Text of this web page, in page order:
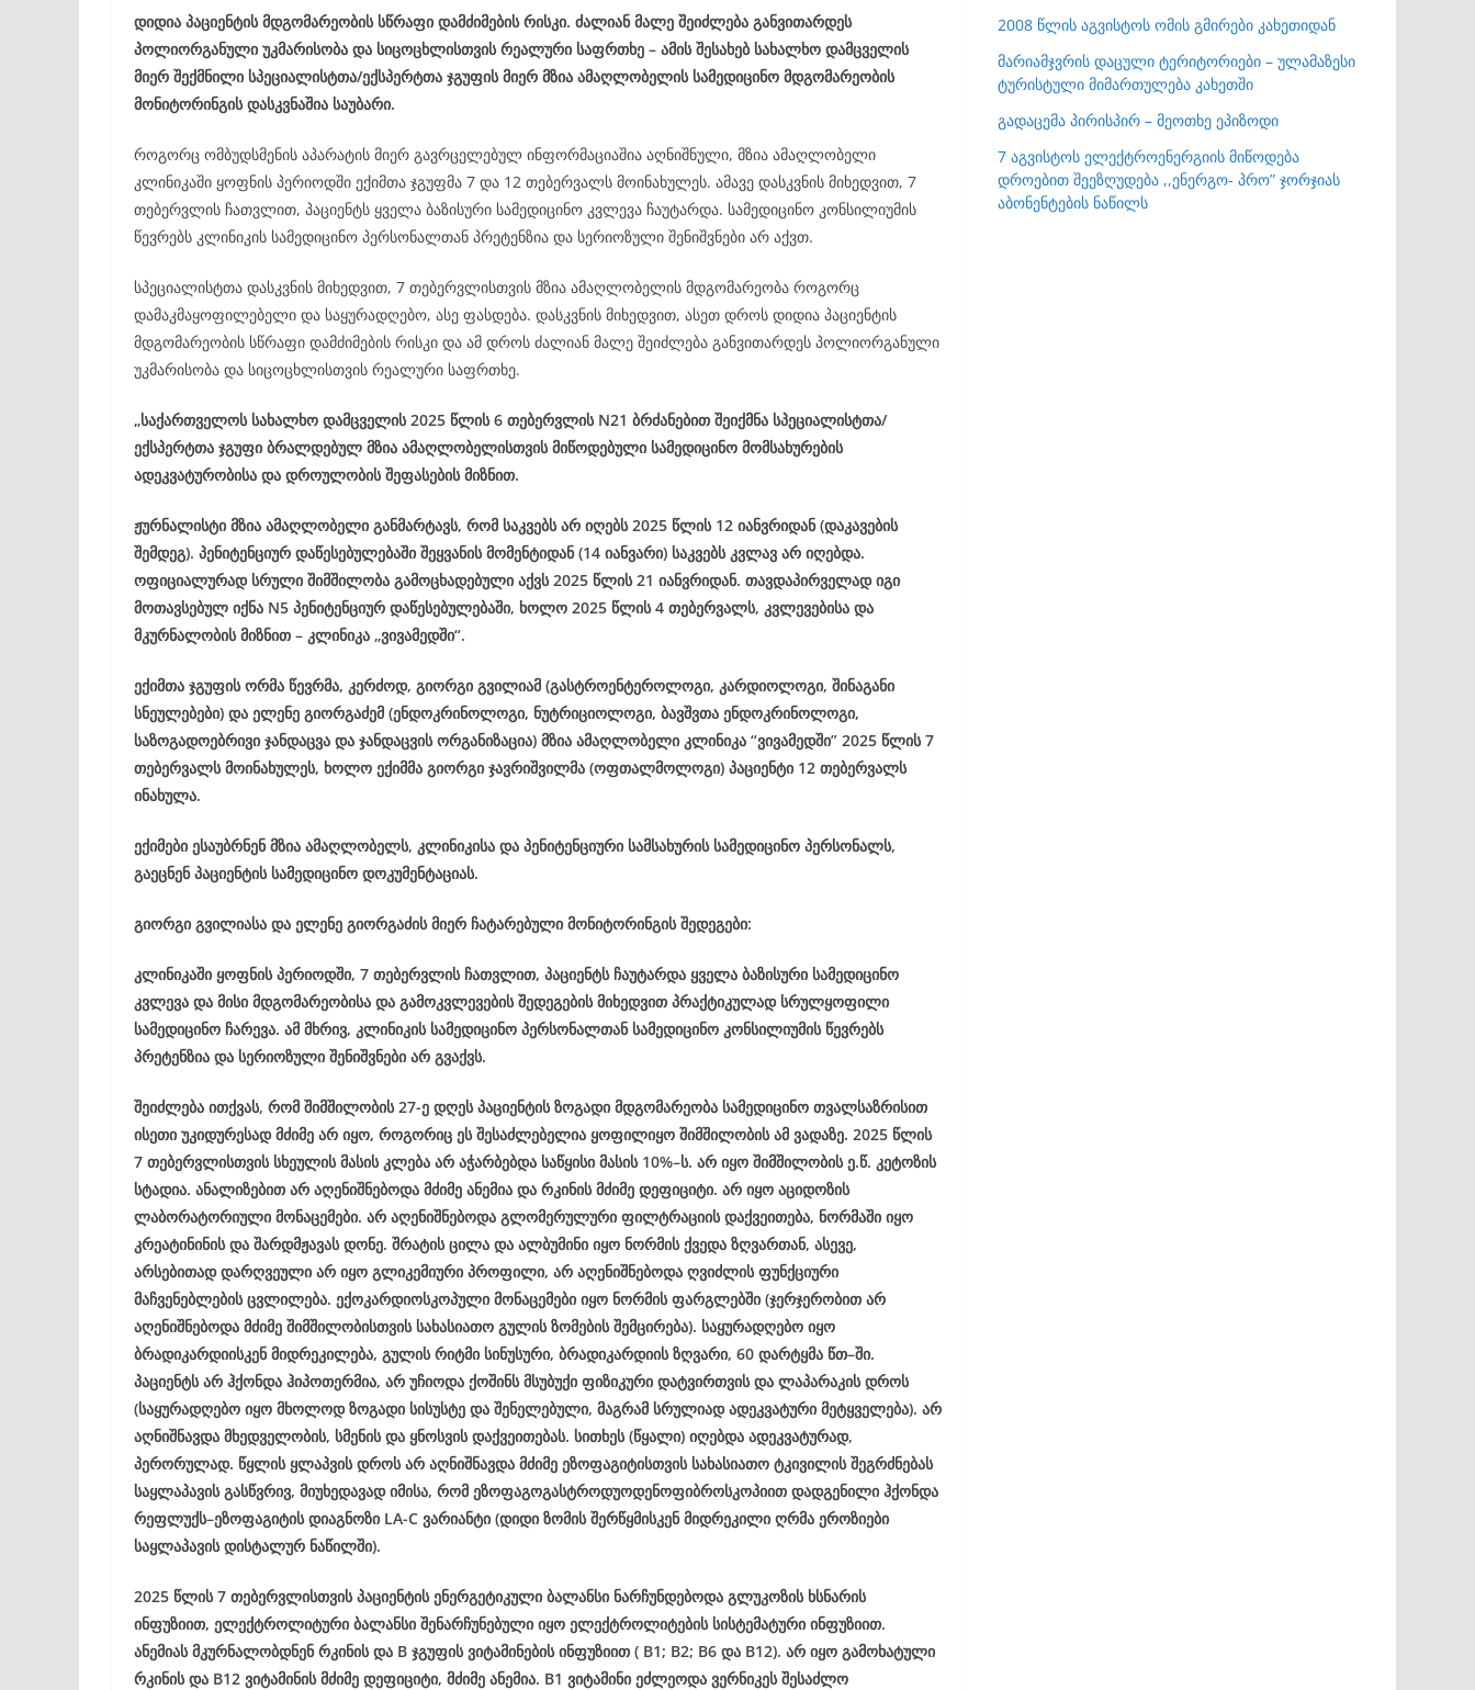
დიდია პაციენტის მდგომარეობის სწრაფი დამძიმების რისკი. ძალიან მალე შეიძლება განვითარდეს
პოლიორგანული უკმარისობა და სიცოცხლისთვის რეალური საფრთხე – ამის შესახებ სახალხო დამცველის
მიერ შექმნილი სპეციალისტთა/ექსპერტთა ჯგუფის მიერ მზია ამაღლობელის სამედიცინო მდგომარეობის
მონიტორინგის დასკვნაშია საუბარი.
როგორც ომბუდსმენის აპარატის მიერ გავრცელებულ ინფორმაციაშია აღნიშნული, მზია ამაღლობელი
კლინიკაში ყოფნის პერიოდში ექიმთა ჯგუფმა 7 და 12 თებერვალს მოინახულეს. ამავე დასკვნის მიხედვით, 7
თებერვლის ჩათვლით, პაციენტს ყველა ბაზისური სამედიცინო კვლევა ჩაუტარდა. სამედიცინო კონსილიუმის
წევრებს კლინიკის სამედიცინო პერსონალთან პრეტენზია და სერიოზული შენიშვნები არ აქვთ.
სპეციალისტთა დასკვნის მიხედვით, 7 თებერვლისთვის მზია ამაღლობელის მდგომარეობა როგორც
დამაკმაყოფილებელი და საყურადღებო, ასე ფასდება. დასკვნის მიხედვით, ასეთ დროს დიდია პაციენტის
მდგომარეობის სწრაფი დამძიმების რისკი და ამ დროს ძალიან მალე შეიძლება განვითარდეს პოლიორგანული
უკმარისობა და სიცოცხლისთვის რეალური საფრთხე.
„საქართველოს სახალხო დამცველის 2025 წლის 6 თებერვლის N21 ბრძანებით შეიქმნა სპეციალისტთა/
ექსპერტთა ჯგუფი ბრალდებულ მზია ამაღლობელისთვის მიწოდებული სამედიცინო მომსახურების
ადეკვატურობისა და დროულობის შეფასების მიზნით.
ჟურნალისტი მზია ამაღლობელი განმარტავს, რომ საკვებს არ იღებს 2025 წლის 12 იანვრიდან (დაკავების
შემდეგ). პენიტენციურ დაწესებულებაში შეყვანის მომენტიდან (14 იანვარი) საკვებს კვლავ არ იღებდა.
ოფიციალურად სრული შიმშილობა გამოცხადებული აქვს 2025 წლის 21 იანვრიდან. თავდაპირველად იგი
მოთავსებულ იქნა N5 პენიტენციურ დაწესებულებაში, ხოლო 2025 წლის 4 თებერვალს, კვლევებისა და
მკურნალობის მიზნით – კლინიკა „ვივამედში“.
ექიმთა ჯგუფის ორმა წევრმა, კერძოდ, გიორგი გვილიამ (გასტროენტეროლოგი, კარდიოლოგი, შინაგანი
სნეულებები) და ელენე გიორგაძემ (ენდოკრინოლოგი, ნუტრიციოლოგი, ბავშვთა ენდოკრინოლოგი,
საზოგადოებრივი ჯანდაცვა და ჯანდაცვის ორგანიზაცია) მზია ამაღლობელი კლინიკა “ვივამედში” 2025 წლის 7
თებერვალს მოინახულეს, ხოლო ექიმმა გიორგი ჯავრიშვილმა (ოფთალმოლოგი) პაციენტი 12 თებერვალს
ინახულა.
ექიმები ესაუბრნენ მზია ამაღლობელს, კლინიკისა და პენიტენციური სამსახურის სამედიცინო პერსონალს,
გაეცნენ პაციენტის სამედიცინო დოკუმენტაციას.
გიორგი გვილიასა და ელენე გიორგაძის მიერ ჩატარებული მონიტორინგის შედეგები:
კლინიკაში ყოფნის პერიოდში, 7 თებერვლის ჩათვლით, პაციენტს ჩაუტარდა ყველა ბაზისური სამედიცინო
კვლევა და მისი მდგომარეობისა და გამოკვლევების შედეგების მიხედვით პრაქტიკულად სრულყოფილი
სამედიცინო ჩარევა. ამ მხრივ, კლინიკის სამედიცინო პერსონალთან სამედიცინო კონსილიუმის წევრებს
პრეტენზია და სერიოზული შენიშვნები არ გვაქვს.
შეიძლება ითქვას, რომ შიმშილობის 27-ე დღეს პაციენტის ზოგადი მდგომარეობა სამედიცინო თვალსაზრისით
ისეთი უკიდურესად მძიმე არ იყო, როგორიც ეს შესაძლებელია ყოფილიყო შიმშილობის ამ ვადაზე. 2025 წლის
7 თებერვლისთვის სხეულის მასის კლება არ აჭარბებდა საწყისი მასის 10%–ს. არ იყო შიმშილობის ე.წ. კეტოზის
სტადია. ანალიზებით არ აღენიშნებოდა მძიმე ანემია და რკინის მძიმე დეფიციტი. არ იყო აციდოზის
ლაბორატორიული მონაცემები. არ აღენიშნებოდა გლომერულური ფილტრაციის დაქვეითება, ნორმაში იყო
კრეატინინის და შარდმჟავას დონე. შრატის ცილა და ალბუმინი იყო ნორმის ქვედა ზღვართან, ასევე,
არსებითად დარღვეული არ იყო გლიკემიური პროფილი, არ აღენიშნებოდა ღვიძლის ფუნქციური
მაჩვენებლების ცვლილება. ექოკარდიოსკოპული მონაცემები იყო ნორმის ფარგლებში (ჯერჯერობით არ
აღენიშნებოდა მძიმე შიმშილობისთვის სახასიათო გულის ზომების შემცირება). საყურადღებო იყო
ბრადიკარდიისკენ მიდრეკილება, გულის რიტმი სინუსური, ბრადიკარდიის ზღვარი, 60 დარტყმა წთ–ში.
პაციენტს არ ჰქონდა ჰიპოთერმია, არ უჩიოდა ქოშინს მსუბუქი ფიზიკური დატვირთვის და ლაპარაკის დროს
(საყურადღებო იყო მხოლოდ ზოგადი სისუსტე და შენელებული, მაგრამ სრულიად ადეკვატური მეტყველება). არ
აღნიშნავდა მხედველობის, სმენის და ყნოსვის დაქვეითებას. სითხეს (წყალი) იღებდა ადეკვატურად,
პერორულად. წყლის ყლაპვის დროს არ აღნიშნავდა მძიმე ეზოფაგიტისთვის სახასიათო ტკივილის შეგრძნებას
საყლაპავის გასწვრივ, მიუხედავად იმისა, რომ ეზოფაგოგასტროდუოდენოფიბროსკოპიით დადგენილი ჰქონდა
რეფლუქს–ეზოფაგიტის დიაგნოზი LA-C ვარიანტი (დიდი ზომის შერწყმისკენ მიდრეკილი ღრმა ეროზიები
საყლაპავის დისტალურ ნაწილში).
2025 წლის 7 თებერვლისთვის პაციენტის ენერგეტიკული ბალანსი ნარჩუნდებოდა გლუკოზის ხსნარის
ინფუზიით, ელექტროლიტური ბალანსი შენარჩუნებული იყო ელექტროლიტების სისტემატური ინფუზიით.
ანემიას მკურნალობდნენ რკინის და B ჯგუფის ვიტამინების ინფუზიით ( B1; B2; B6 და B12). არ იყო გამოხატული
რკინის და B12 ვიტამინის მძიმე დეფიციტი, მძიმე ანემია. B1 ვიტამინი ეძლეოდა ვერნიკეს შესაძლო
2008 წლის აგვისტოს ომის გმირები კახეთიდან
მარიამჯვრის დაცული ტერიტორიები – ულამაზესი
ტურისტული მიმართულება კახეთში
გადაცემა პირისპირ – მეოთხე ეპიზოდი
7 აგვისტოს ელექტროენერგიის მიწოდება
დროებით შეეზღუდება ,,ენერგო- პრო” ჯორჯიას
აბონენტების ნაწილს